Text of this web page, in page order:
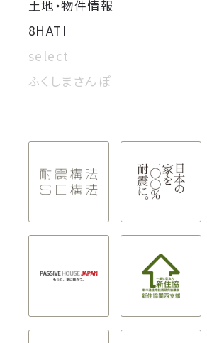
土地・物件情報
8HATI
select
ふくしまさんぽ